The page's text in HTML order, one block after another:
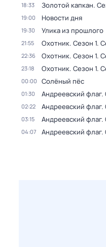
18:33 Золотой капкан.
19:00 Новости дня
19:30 Улика из прошлого
21:55 Охотник. Сезон 1.
22:36 Охотник. Сезон 1.
23:18 Охотник. Сезон 1.
00:00 Солёный пёс
01:30 Aндреeвский флаг.
02:22 Aндреeвский флаг.
03:15 Aндреeвский флаг.
04:07 Aндреeвский флаг.